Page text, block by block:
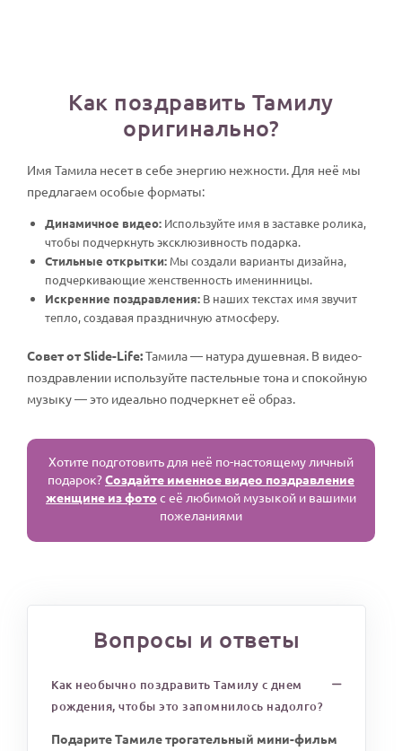
Как поздравить Тамилу
оригинально?
Имя Тамила несет в себе энергию нежности. Для неё мы
предлагаем особые форматы:
Динамичное видео: Используйте имя в заставке ролика,
чтобы подчеркнуть эксклюзивность подарка.
Стильные открытки: Мы создали варианты дизайна,
подчеркивающие женственность именинницы.
Искренние поздравления: В наших текстах имя звучит
тепло, создавая праздничную атмосферу.
Совет от Slide-Life:Тамила — натура душевная. В видео-
поздравлении используйте пастельные тона и спокойную
музыку — это идеально подчеркнет её образ.
Хотите подготовить для неё по-настоящему личный
подарок?Создайте именное видео поздравление
женщине из фото с её любимой музыкой и вашими
пожеланиями
Вопросы и ответы
Как необычно поздравить Тамилу с днем
рождения, чтобы это запомнилось надолго?
Подарите Тамиле трогательный мини-фильм